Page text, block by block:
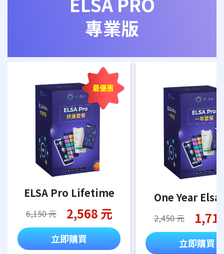
專業版
最優惠
ELSA Pro Lifetime
6,150 元 2,568 元
立即購買
One Year
2,450 元
立即購買